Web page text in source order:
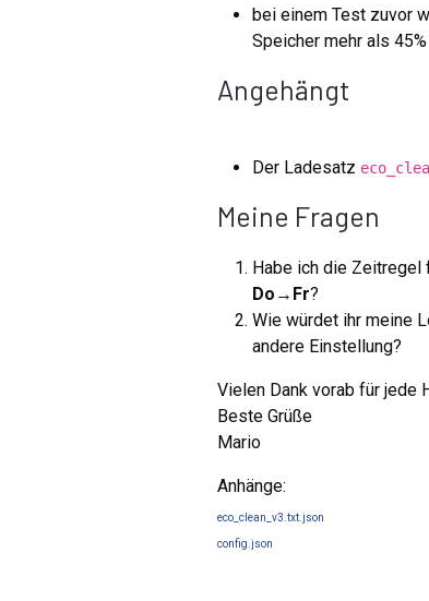
bei einem Test zuvor
Speicher mehr als
Angehängt
Der Ladesatz
Meine Fragen
Habe ich die Zeitregel
Do→Fr?
Wie würdet ihr meine
andere Einstellung?
Vielen Dank vorab für jede
Beste Grüße
Mario
Anhänge:
eco_clean_v3.txt.json
config.json